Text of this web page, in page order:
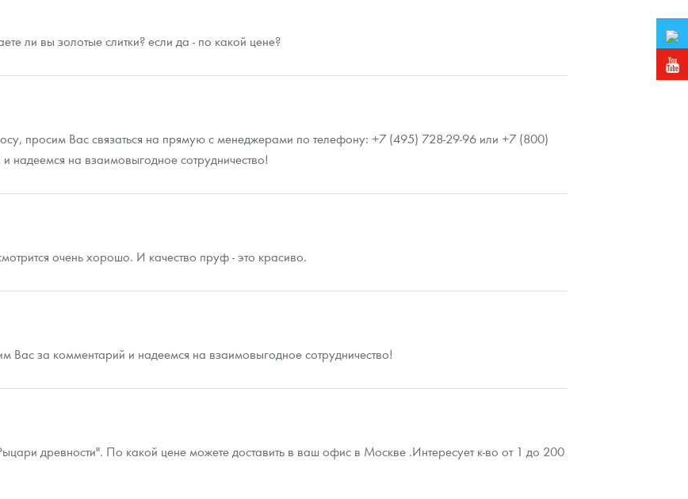
ли вы золотые слитки? если да - по какой цене?
просим Вас связаться на прямую с менеджерами по телефону: +7 (495) 728-29-96 или +7 (800)
надеемся на взаимовыгодное сотрудничество!
очень хорошо. И качество пруф - это красиво.
Вас за комментарий и надеемся на взаимовыгодное сотрудничество!
древности". По какой цене можете доставить в ваш офис в Москве .Интересует к-во от 1 до 200